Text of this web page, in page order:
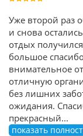
Уже второй раз
и снова
отдых
большое
внимательное
отличную
без лишних
ожидания.
прекрасный...
показать